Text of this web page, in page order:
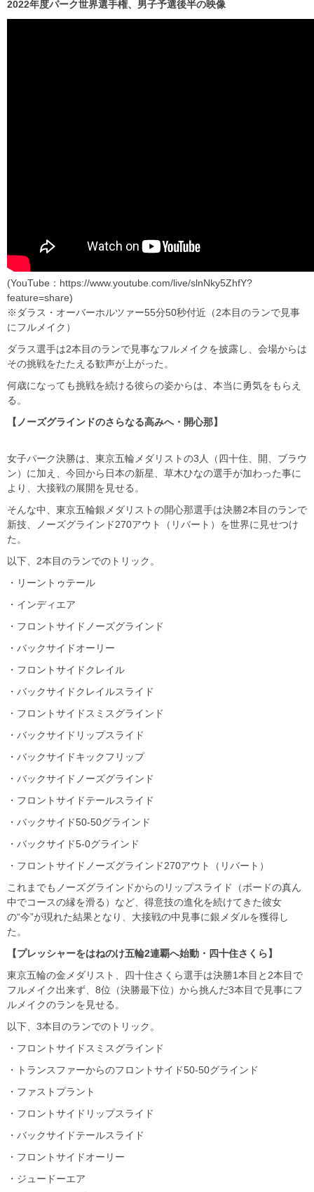
2022年度パーク世界選手権、男子予選後半の映像
(YouTube：https://www.youtube.com/live/slnNky5ZhfY?
feature=share)
※ダラス・オーバーホルツァー55分50秒付近（2本目のランで見事
にフルメイク）
ダラス選手は2本目のランで見事なフルメイクを披露し、会場からは
その挑戦をたたえる歓声が上がった。
何歳になっても挑戦を続ける彼らの姿からは、本当に勇気をもらえ
る。
【ノーズグラインドのさらなる高みへ・開心那】
女子パーク決勝は、東京五輪メダリストの3人（四十住、開、ブラウ
ン）に加え、今回から日本の新星、草木ひなの選手が加わった事に
より、大接戦の展開を見せる。
そんな中、東京五輪銀メダリストの開心那選手は決勝2本目のランで
新技、ノーズグラインド270アウト（リバート）を世界に見せつけ
た。
以下、2本目のランでのトリック。
・リーントゥテール
・インディエア
・フロントサイドノーズグラインド
・バックサイドオーリー
・フロントサイドクレイル
・バックサイドクレイルスライド
・フロントサイドスミスグラインド
・バックサイドリップスライド
・バックサイドキックフリップ
・バックサイドノーズグラインド
・フロントサイドテールスライド
・バックサイド50-50グラインド
・バックサイド5-0グラインド
・フロントサイドノーズグラインド270アウト（リバート）
これまでもノーズグラインドからのリップスライド（ボードの真ん
中でコースの縁を滑る）など、得意技の進化を続けてきた彼女
の“今”が現れた結果となり、大接戦の中見事に銀メダルを獲得し
た。
【プレッシャーをはねのけ五輪2連覇へ始動・四十住さくら】
東京五輪の金メダリスト、四十住さくら選手は決勝1本目と2本目で
フルメイク出来ず、8位（決勝最下位）から挑んだ3本目で見事にフ
ルメイクのランを見せる。
以下、3本目のランでのトリック。
・フロントサイドスミスグラインド
・トランスファーからのフロントサイド50-50グラインド
・ファストプラント
・フロントサイドリップスライド
・バックサイドテールスライド
・フロントサイドオーリー
・ジュードーエア